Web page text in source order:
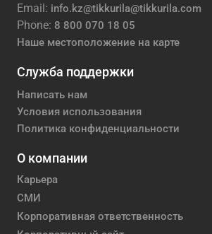
Email: info.kz@tikkurila@tikkurila.com
Phone: 8 800 070 18 05
Наше местоположение на карте
Служба поддержки
Написать нам
Условия использования
Политика конфиденциальности
О компании
Карьера
СМИ
Корпоративная ответственность